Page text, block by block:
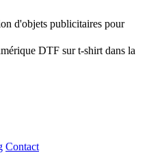
d'objets publicitaires pour
DTF sur t-shirt dans la
Contact